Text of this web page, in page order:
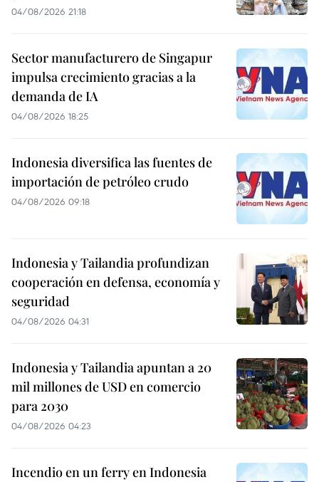
04/08/2026 21:18
Sector manufacturero de Singapur
impulsa crecimiento gracias a la
demanda de IA
04/08/2026 18:25
Indonesia diversifica las fuentes de
importación de petróleo crudo
04/08/2026 09:18
Indonesia y Tailandia profundizan
cooperación en defensa, economía y
seguridad
04/08/2026 04:31
Indonesia y Tailandia apuntan a 20
mil millones de USD en comercio
para 2030
04/08/2026 04:23
Incendio en un ferry en Indonesia